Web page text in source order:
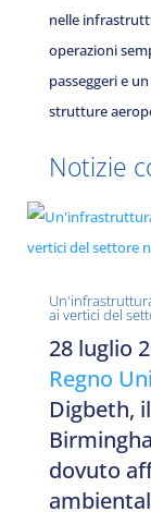
nelle
operazioni
passeggeri e
strutture
Notizie
ai vertici del
28 luglio
Regno
Digbeth,
dovuto